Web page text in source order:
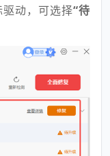
动，可选择“待